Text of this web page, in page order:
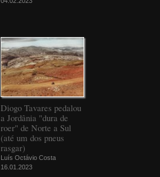
Diogo Tavares pedalou
a Jordânia "dura de
roer" de Norte a Sul
(até um dos pneus
rasgar)
Luís Octávio Costa
16.01.2023